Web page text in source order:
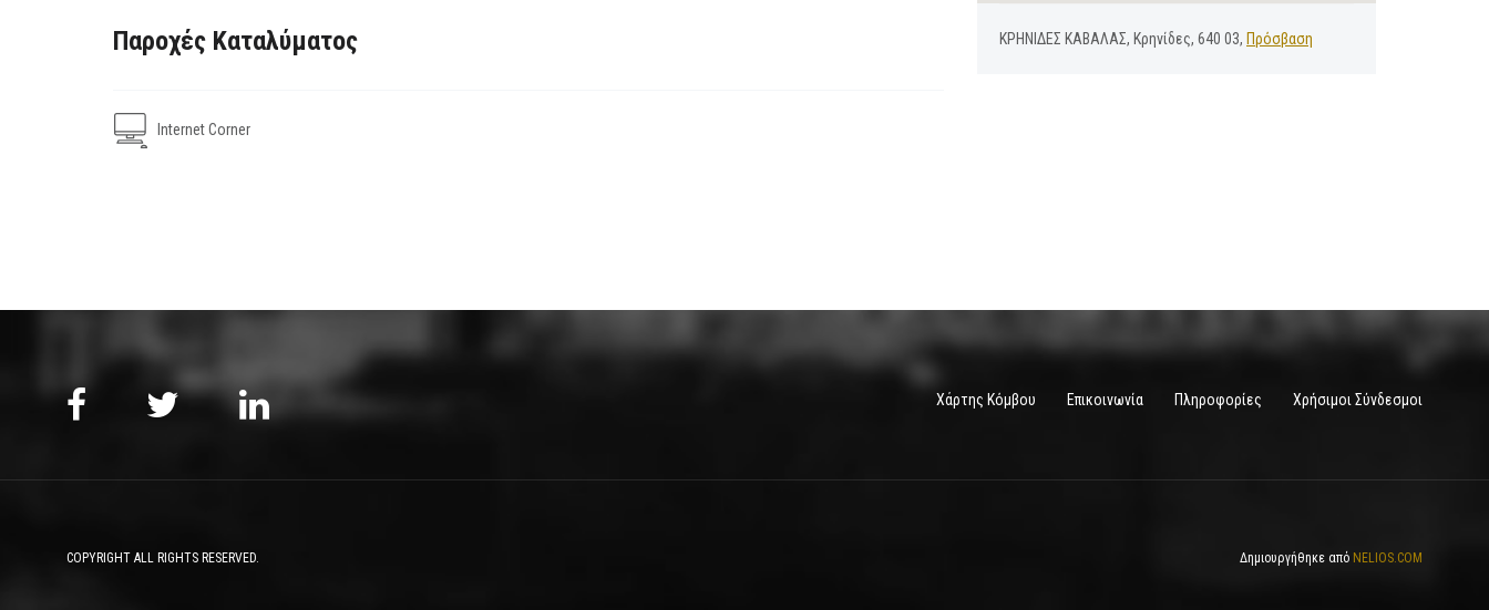
Παροχές Καταλύματος
Internet Corner
ΚΡΗΝΙΔΕΣ ΚΑΒΑΛΑΣ, Κρηνίδες, 640 03, Πρόσβαση
Χάρτης Κόμβου Επικοινωνία Πληροφορίες Χρήσιμοι Σύνδεσμοι
Δημιουργήθηκε από NELIOS.COM
COPYRIGHT ALL RIGHTS RESERVED.